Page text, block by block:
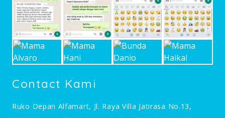
Contact Kami
Ruko Depan Alfamart, Jl. Raya Villa Jatirasa No.13,